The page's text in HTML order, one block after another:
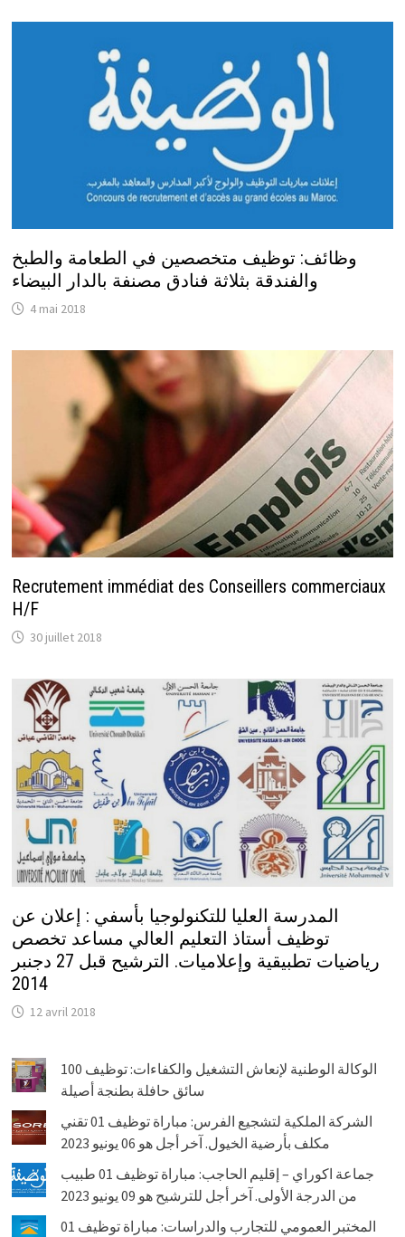
وظائف: توظيف متخصصين في الطعامة والطبخ
والفندقة بثلاثة فنادق مصنفة بالدار البيضاء
4 mai 2018
Recrutement immédiat des Conseillers commerciaux
H/F
30 juillet 2018
المدرسة العليا للتكنولوجيا بأسفي : إعلان عن
توظيف أستاذ التعليم العالي مساعد تخصص
رياضيات تطبيقية وإعلاميات. الترشيح قبل 27 دجنبر
2014
12 avril 2018
الوكالة الوطنية لإنعاش التشغيل والكفاءات: توظيف 100
سائق حافلة بطنجة أصيلة
الشركة الملكية لتشجيع الفرس: مباراة توظيف 01 تقني
مكلف بأرضية الخيول. آخر أجل هو 06 يونيو 2023
جماعة اكوراي – إقليم الحاجب: مباراة توظيف 01 طبيب
من الدرجة الأولى. آخر أجل للترشيح هو 09 يونيو 2023
المختبر العمومي للتجارب والدراسات: مباراة توظيف 01